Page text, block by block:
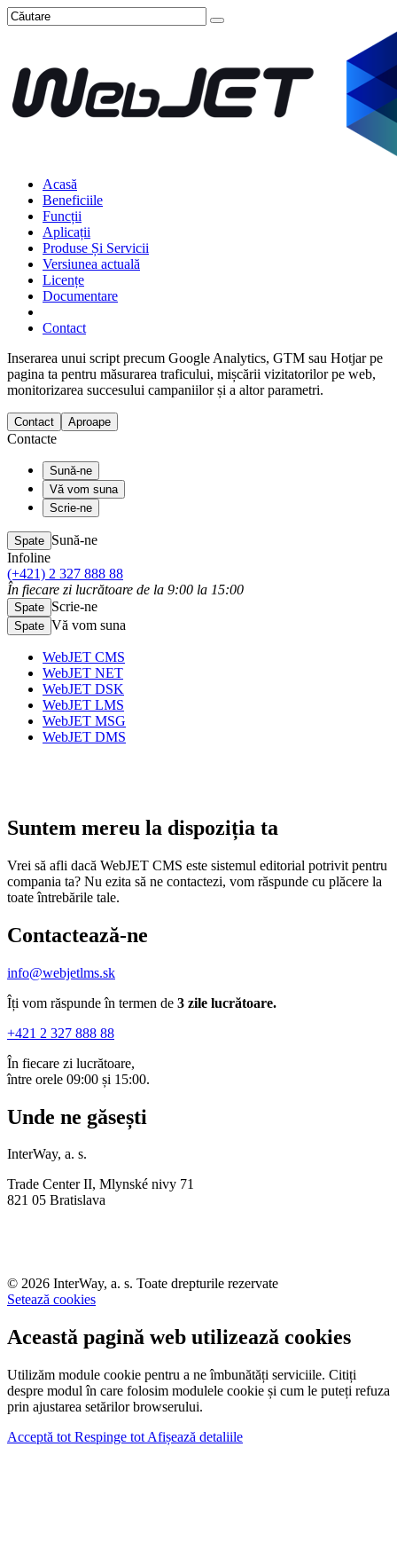
Acasă
Beneficiile
Funcții
Aplicații
Produse Și Servicii
Versiunea actuală
Licențe
Documentare
Contact
Inserarea unui script precum Google Analytics, GTM sau Hotjar pe
pagina ta pentru măsurarea traficului, mișcării vizitatorilor pe web,
monitorizarea succesului campaniilor și a altor parametri.
Contact Aproape
Contacte
Sună-ne
Vă vom suna
Scrie-ne
Spate Sună-ne
Infoline
(+421) 2 327 888 88
În fiecare zi lucrătoare de la 9:00 la 15:00
Spate Scrie-ne
Spate Vă vom suna
WebJET CMS
WebJET NET
WebJET DSK
WebJET LMS
WebJET MSG
WebJET DMS
Suntem mereu la dispoziția ta
Vrei să afli dacă WebJET CMS este sistemul editorial potrivit pentru
compania ta? Nu ezita să ne contactezi, vom răspunde cu plăcere la
toate întrebările tale.
Contactează-ne
info@webjetlms.sk
Îți vom răspunde în termen de 3 zile lucrătoare.
+421 2 327 888 88
În fiecare zi lucrătoare,
între orele 09:00 și 15:00.
Unde ne găsești
InterWay, a. s.
Trade Center II, Mlynské nivy 71
821 05 Bratislava
© 2026 InterWay, a. s. Toate drepturile rezervate
Setează cookies
Această pagină web utilizează cookies
Utilizăm module cookie pentru a ne îmbunătăți serviciile. Citiți
despre modul în care folosim modulele cookie și cum le puteți refuza
prin ajustarea setărilor browserului.
Acceptă tot Respinge tot Afișează detaliile